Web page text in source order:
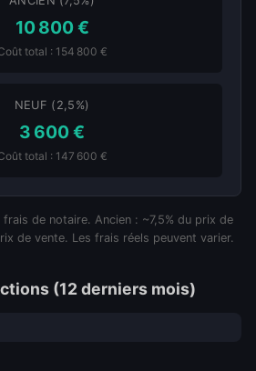
10 800 €
total : 154 800 €
NEUF (2,5%)
3 600 €
total : 147 600 €
de notaire. Ancien : ~7,5% du prix de
de vente. Les frais réels peuvent varier.
(12 derniers mois)